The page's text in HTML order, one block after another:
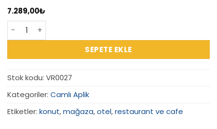
7.289,00₺
VR0027 – Nebula Glimmer Camlı Aplik adet
SEPETE EKLE
Stok kodu: VR0027
Kategoriler: Camlı Aplik
Etiketler: konut,mağaza,otel,restaurant ve cafe